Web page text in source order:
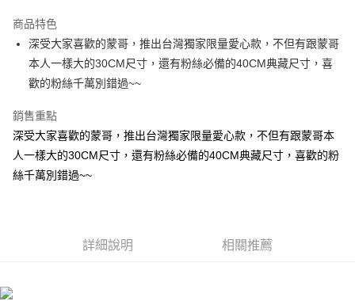
Apple Pay
街口支付
AFTEE先享後付
相關說明
AFTEE先享後付是「在收到商品之後才付款」的支付方式。 讓您購物簡單
３．安心：先確認商品／服務後，再付款。
ATM付款
商品特色
深受大家喜歡的蒙哥，推出台灣獨家限量愛心款，不但有跟蒙哥
本人一樣大的30CM尺寸，還有粉絲必備的40CM典藏尺寸，喜
歡的粉絲千萬別錯過~~
銷售重點
深受大家喜歡的蒙哥，推出台灣獨家限量愛心款，不但有跟蒙哥本
人一樣大的30CM尺寸，還有粉絲必備的40CM典藏尺寸，喜歡的粉
絲千萬別錯過~~
詳細說明 相關推薦